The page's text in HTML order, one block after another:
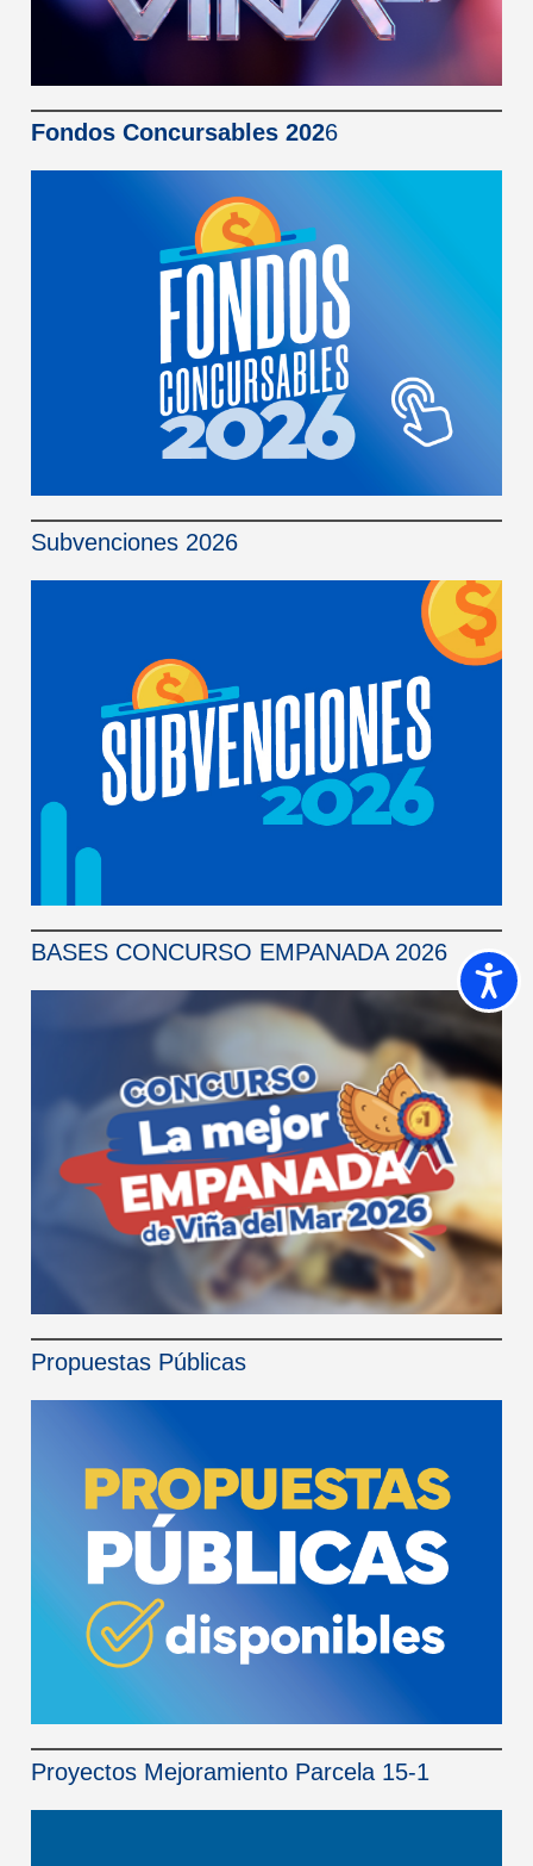
Fondos Concursables 2026
Subvenciones 2026
BASES CONCURSO EMPANADA 2026
Propuestas Públicas
Proyectos Mejoramiento Parcela 15-1